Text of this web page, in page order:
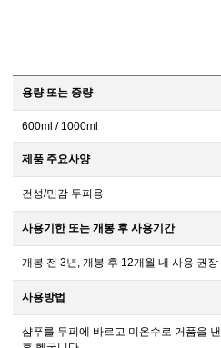
용량 또는 중량
600ml / 1000ml
제품 주요사양
건성/민감 두피용
사용기한 또는 개봉 후 사용기간
개봉 전 3년, 개봉 후 12개월 내 사용 권장
사용방법
샴푸를 두피에 바르고 미온수로 거품을